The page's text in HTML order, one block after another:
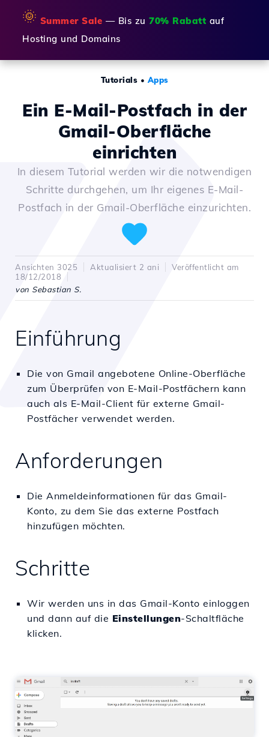
🌞 Summer Sale — Bis zu 70% Rabatt auf
Hosting und Domains
Tutorials • Apps
Ein E-Mail-Postfach in der
Gmail-Oberfläche
einrichten
In diesem Tutorial werden wir die notwendigen
Schritte durchgehen, um Ihr eigenes E-Mail-
Postfach in der Gmail-Oberfläche einzurichten.
Ansichten 3025 Aktualisiert 2 ani
Veröffentlicht am
18/12/2018
von Sebastian S.
Einführung
Die von Gmail angebotene Online-Oberfläche
zum Überprüfen von E-Mail-Postfächern kann
auch als E-Mail-Client für externe Gmail-
Postfächer verwendet werden.
Anforderungen
Die Anmeldeinformationen für das Gmail-
Konto, zu dem Sie das externe Postfach
hinzufügen möchten.
Schritte
Wir werden uns in das Gmail-Konto einloggen
und dann auf die Einstellungen-Schaltfläche
klicken.